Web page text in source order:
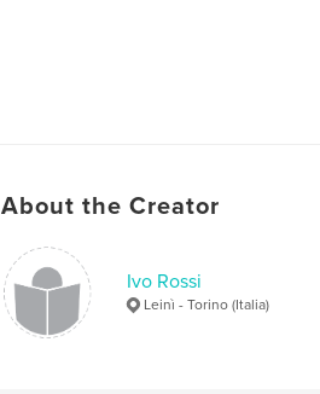
About the Creator
Ivo Rossi
Leinì - Torino (Italia)